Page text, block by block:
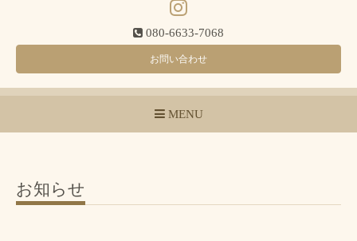
080-6633-7068
お問い合わせ
MENU
お知らせ